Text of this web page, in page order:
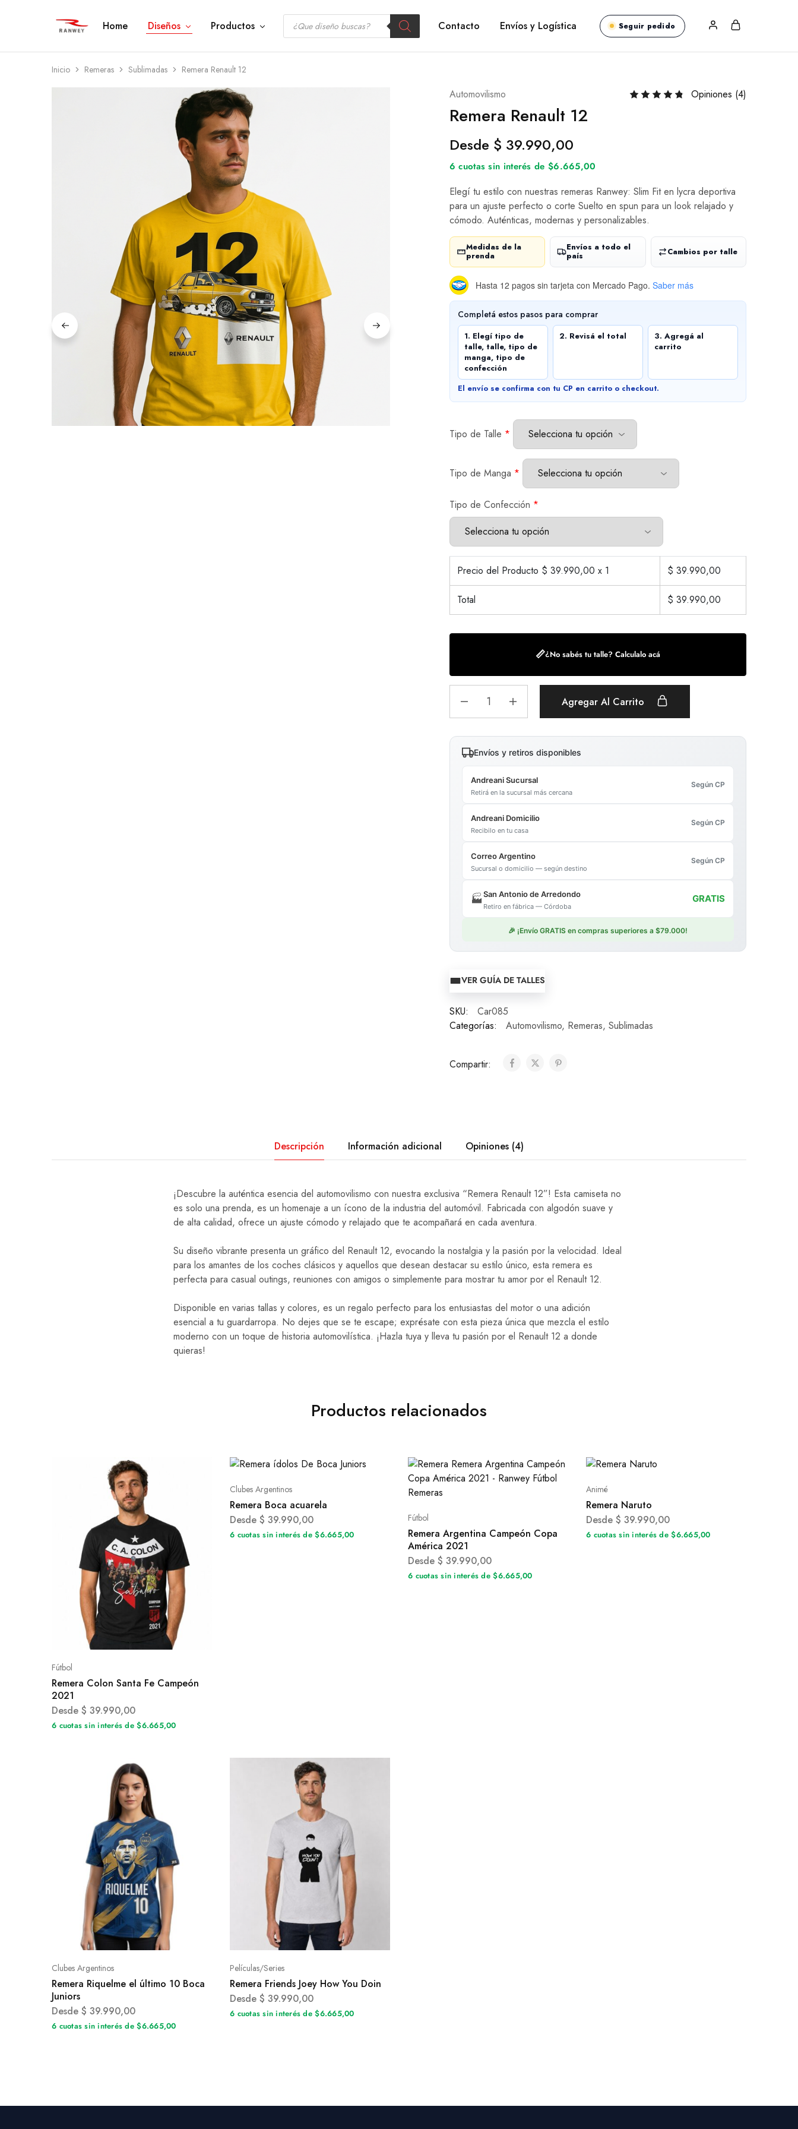
Ranwey
Tu
Tu
Diseño
Tu
Tu
—
Remeras,
Buzos
Home Diseños Productos Contacto Envíos y Logística Seguir pedido
Inicio Remeras Sublimadas Remera Renault 12
Automovilismo Opiniones (4)
Remera Renault 12
Desde $ 39.990,00
6 cuotas sin interés de $6.665,00
Elegí tu estilo con nuestras remeras Ranwey: Slim Fit en lycra deportiva
para un ajuste perfecto o corte Suelto en spun para un look relajado y
cómodo. Auténticas, modernas y personalizables.
Medidas de la
prenda
Envíos a todo el
país
Cambios por talle
Hasta 12 pagos sin tarjeta con Mercado Pago. Saber más
Completá estos pasos para comprar
1. Elegí tipo de
talle, talle, tipo de
manga, tipo de
confección
2. Revisá el total
3. Agregá al
carrito
El envío se confirma con tu CP en carrito o checkout.
Tipo de Talle *
Tipo de Manga *
Tipo de Confección *
Precio del Producto $ 39.990,00 x 1 $ 39.990,00
Total $ 39.990,00
📏¿No sabés tu talle? Calculalo acá
Agregar Al Carrito
Envíos y retiros disponibles
Andreani Sucursal
Retirá en la sucursal más cercana
Según CP
Andreani Domicilio
Recibilo en tu casa
Según CP
Correo Argentino
Sucursal o domicilio — según destino
Según CP
🏭San Antonio de Arredondo
Retiro en fábrica — Córdoba
GRATIS
🎉 ¡Envío GRATIS en compras superiores a $79.000!
VER GUÍA DE TALLES
SKU:
Car085
Categorías:
Automovilismo, Remeras, Sublimadas
Compartir:
Descripción Información adicional Opiniones (4)
¡Descubre la auténtica esencia del automovilismo con nuestra exclusiva “Remera Renault 12”! Esta camiseta no
es solo una prenda, es un homenaje a un ícono de la industria del automóvil. Fabricada con algodón suave y
de alta calidad, ofrece un ajuste cómodo y relajado que te acompañará en cada aventura.
Su diseño vibrante presenta un gráfico del Renault 12, evocando la nostalgia y la pasión por la velocidad. Ideal
para los amantes de los coches clásicos y aquellos que desean destacar su estilo único, esta remera es
perfecta para casual outings, reuniones con amigos o simplemente para mostrar tu amor por el Renault 12.
Disponible en varias tallas y colores, es un regalo perfecto para los entusiastas del motor o una adición
esencial a tu guardarropa. No dejes que se te escape; exprésate con esta pieza única que mezcla el estilo
moderno con un toque de historia automovilística. ¡Hazla tuya y lleva tu pasión por el Renault 12 a donde
quieras!
Productos relacionados
Fútbol
Remera Colon Santa Fe Campeón
2021
Desde $ 39.990,00
6 cuotas sin interés de $6.665,00
Clubes Argentinos
Remera Boca acuarela
Desde $ 39.990,00
6 cuotas sin interés de $6.665,00
Fútbol
Remera Argentina Campeón Copa
América 2021
Desde $ 39.990,00
6 cuotas sin interés de $6.665,00
Animé
Remera Naruto
Desde $ 39.990,00
6 cuotas sin interés de $6.665,00
Clubes Argentinos
Remera Riquelme el último 10 Boca
Juniors
Desde $ 39.990,00
6 cuotas sin interés de $6.665,00
Películas/Series
Remera Friends Joey How You Doin
Desde $ 39.990,00
6 cuotas sin interés de $6.665,00